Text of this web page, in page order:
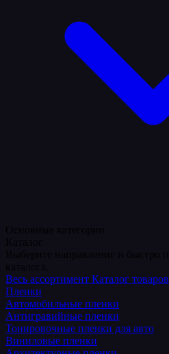
Весь ассортимент Каталог товаров
Пленки
Автомобильные пленки
Антигравийные пленки
Тонировочные пленки для авто
Виниловые пленки